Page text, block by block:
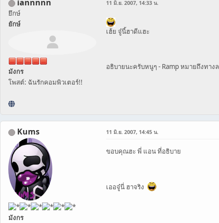
iannnnn
ยึกษ์
ยักษ์
มังกร
โพสต์: ฉันรักคอมพิวเตอร์!!
11 มิ.ย. 2007, 14:33 น.
เฮ้ย จู๋นี้ฮาดีแฮะ
อธิบายนะครับหนูๆ - Ramp หมายถึงทาง
Kums
มังกร
11 มิ.ย. 2007, 14:45 น.
ขอบคุณฮะ พี่ แอน ที่อธิบาย
เออจู๋นี่ ฮาจริง